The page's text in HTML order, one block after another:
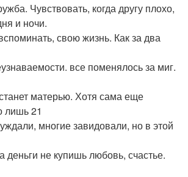
Чувствовать, когда другу плохо,
и ночи.
свою жизнь. Как за два
все поменялось за миг.
матерью. Хотя сама еще
лишь 21
многие завидовали, но в этой
не купишь любовь, счастье.